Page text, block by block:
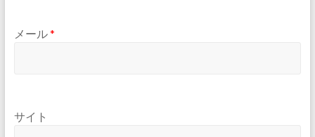
メール*
サイト